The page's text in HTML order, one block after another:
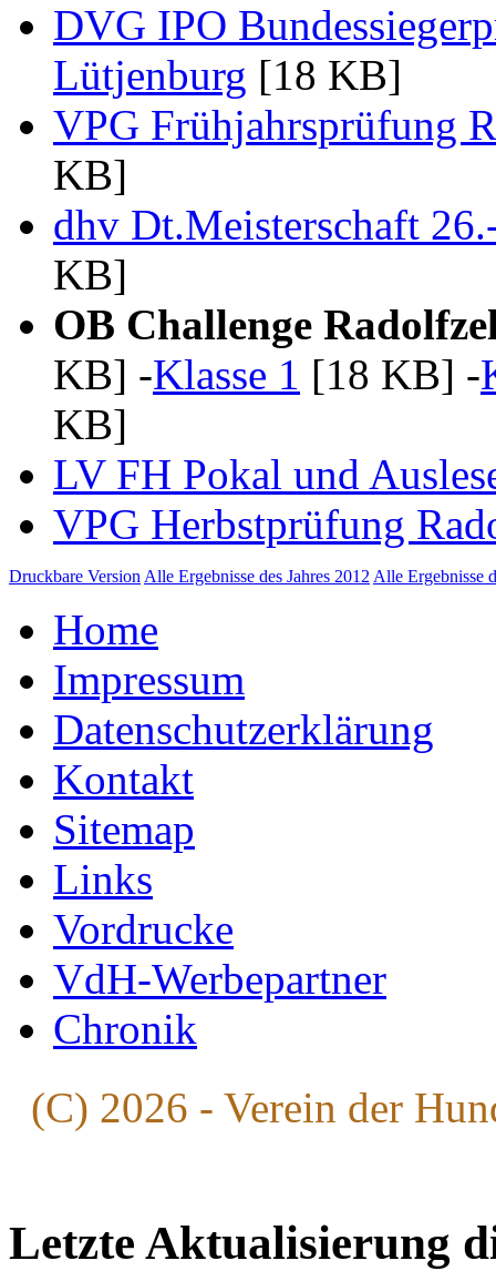
DVG IPO
Lütjenburg [18 KB]
VPG Frühjahrsprüfung
KB]
dhv Dt.Meisterschaft
KB]
OB Challenge
KB] -Klasse 1 [18 KB] -
KB]
LV FH Pokal und
VPG Herbstprüfung
Druckbare Version Alle Ergebnisse des Jahres 2012 Alle Ergebnisse
Home
Impressum
Datenschutzerklärung
Kontakt
Sitemap
Links
Vordrucke
VdH-Werbepartner
Chronik
(C) 2026 - Verein der
Letzte Aktualisierung